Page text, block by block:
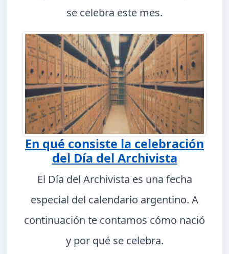
se celebra este mes.
En qué consiste la celebración
del Día del Archivista
El Día del Archivista es una fecha
especial del calendario argentino. A
continuación te contamos cómo nació
y por qué se celebra.